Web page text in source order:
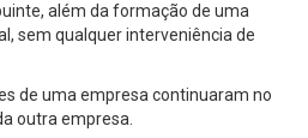
além da formação de uma
sem qualquer interveniência de
de uma empresa continuaram no
outra empresa.